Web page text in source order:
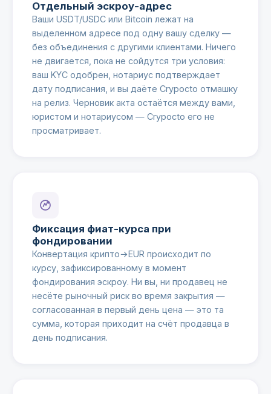
Отдельный эскроу-адрес
Ваши USDT/USDC или Bitcoin лежат на
выделенном адресе под одну вашу сделку —
без объединения с другими клиентами. Ничего
не двигается, пока не сойдутся три условия:
ваш KYC одобрен, нотариус подтверждает
дату подписания, и вы даёте Crypocto отмашку
на релиз. Черновик акта остаётся между вами,
юристом и нотариусом — Crypocto его не
просматривает.
Фиксация фиат-курса при
фондировании
Конвертация крипто→EUR происходит по
курсу, зафиксированному в момент
фондирования эскроу. Ни вы, ни продавец не
несёте рыночный риск во время закрытия —
согласованная в первый день цена — это та
сумма, которая приходит на счёт продавца в
день подписания.